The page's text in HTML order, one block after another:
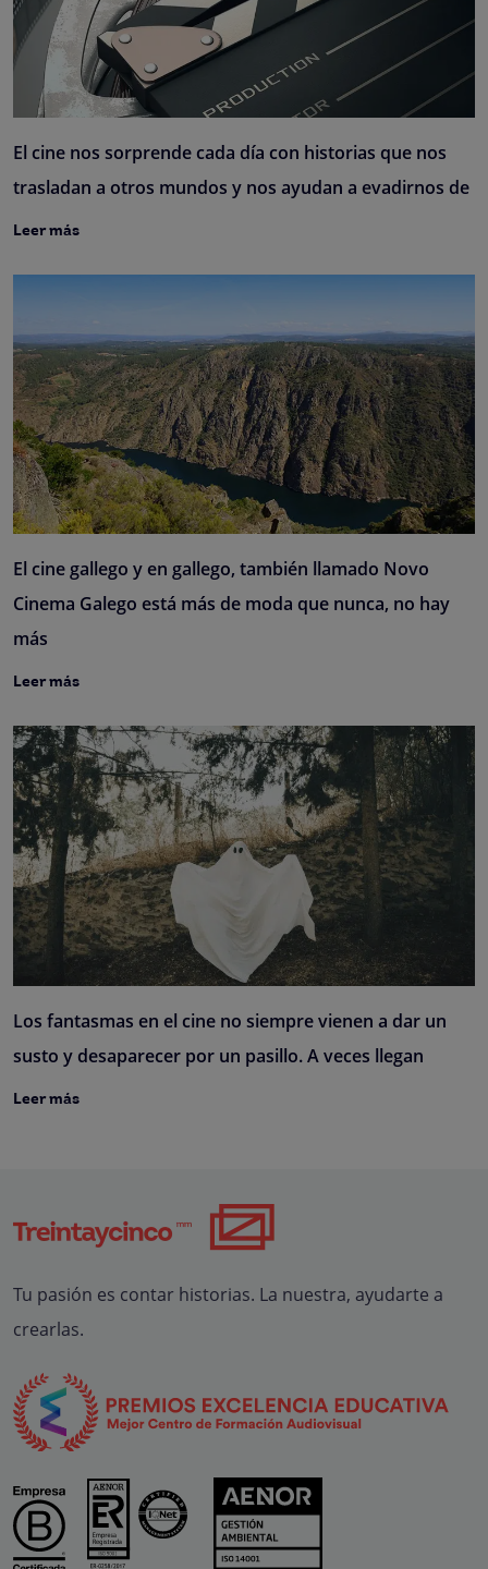
El cine nos sorprende cada día con historias que nos
trasladan a otros mundos y nos ayudan a evadirnos de
Leer más
El cine gallego y en gallego, también llamado Novo
Cinema Galego está más de moda que nunca, no hay
más
Leer más
Los fantasmas en el cine no siempre vienen a dar un
susto y desaparecer por un pasillo. A veces llegan
Leer más
Tu pasión es contar historias. La nuestra, ayudarte a
crearlas.